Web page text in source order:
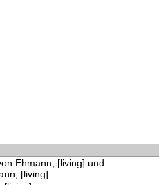
Ehmann, [living] und
[living]